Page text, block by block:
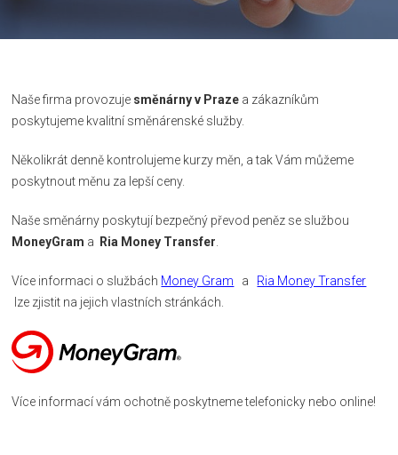
Naše firma provozuje směnárny v Praze a zákazníkům
poskytujeme kvalitní směnárenské služby.
Několikrát denně kontrolujeme kurzy měn, a tak Vám můžeme
poskytnout měnu za lepší ceny.
Naše směnárny poskytují bezpečný převod peněz se službou
MoneyGram a Ria Money Transfer
Více informaci o službách Money Gram a Ria Money Transfer
lze zjistit na jejich vlastních stránkách.
Více informací vám ochotně poskytneme telefonicky nebo online!